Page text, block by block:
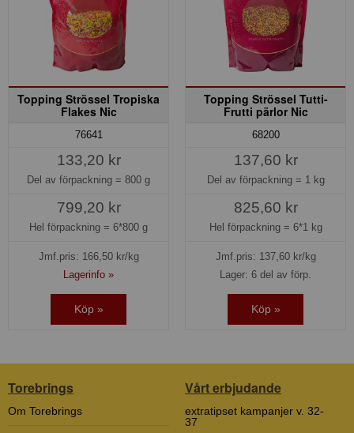
Topping Strössel Tropiska
Flakes Nic
76641
133,20 kr
Del av förpackning = 800 g
799,20 kr
Hel förpackning = 6*800 g
Jmf.pris: 166,50kr/kg
Lagerinfo »
Köp »
Topping Strössel Tutti-
Frutti pärlor Nic
68200
137,60 kr
Del av förpackning = 1 kg
825,60 kr
Hel förpackning = 6*1 kg
Jmf.pris: 137,60kr/kg
Lager: 6 del av förp.
Köp »
Torebrings
Om Torebrings
Vårt erbjudande
extratipset kampanjer v. 32-
37